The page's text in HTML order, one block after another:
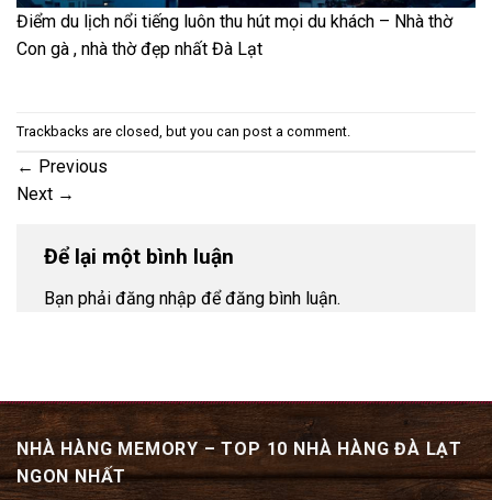
Điểm du lịch nổi tiếng luôn thu hút mọi du khách – Nhà thờ
Con gà , nhà thờ đẹp nhất Đà Lạt
Trackbacks are closed, but you can post a comment
← Previous
Next →
Để lại một bình luận
Bạn phải đăng nhập để đăng bình luận.
NHÀ HÀNG MEMORY – TOP 10 NHÀ HÀNG ĐÀ LẠT
NGON NHẤT